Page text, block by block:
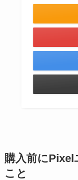
購入前にPixel
こと